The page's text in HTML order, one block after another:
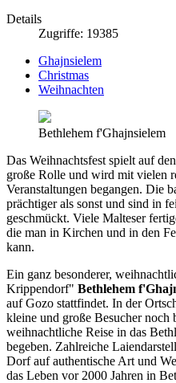
Details
Zugriffe: 19385
Ghajnsielem
Christmas
Weihnachten
Bethlehem f'Ghajnsielem
Das Weihnachtsfest spielt auf
große Rolle und wird mit vielen
Veranstaltungen begangen. Die
prächtiger als sonst und sind in
geschmückt. Viele Malteser
die man in Kirchen und in den
kann.
Ein ganz besonderer,
Krippendorf" Bethlehem
auf Gozo stattfindet. In der
kleine und große Besucher noch
weihnachtliche Reise in das
begeben. Zahlreiche
Dorf auf authentische Art und
das Leben vor 2000 Jahren in